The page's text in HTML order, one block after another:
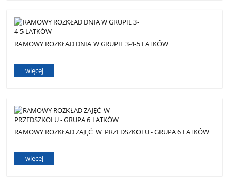
RAMOWY ROZKŁAD DNIA W GRUPIE 3-4-5 LATKÓW
więcej
RAMOWY ROZKŁAD ZAJĘĆ W PRZEDSZKOLU - GRUPA 6 LATKÓW
więcej